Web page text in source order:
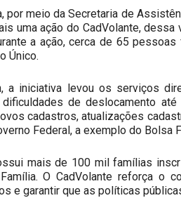
por meio da Secretaria de
uma ação do CadVolante,
a ação, cerca de 65
Único.
a iniciativa levou os serviços
de deslocamento
cadastros, atualizações
Federal, a exemplo do Bolsa
mais de 100 mil famílias
O CadVolante reforça o
e garantir que as políticas